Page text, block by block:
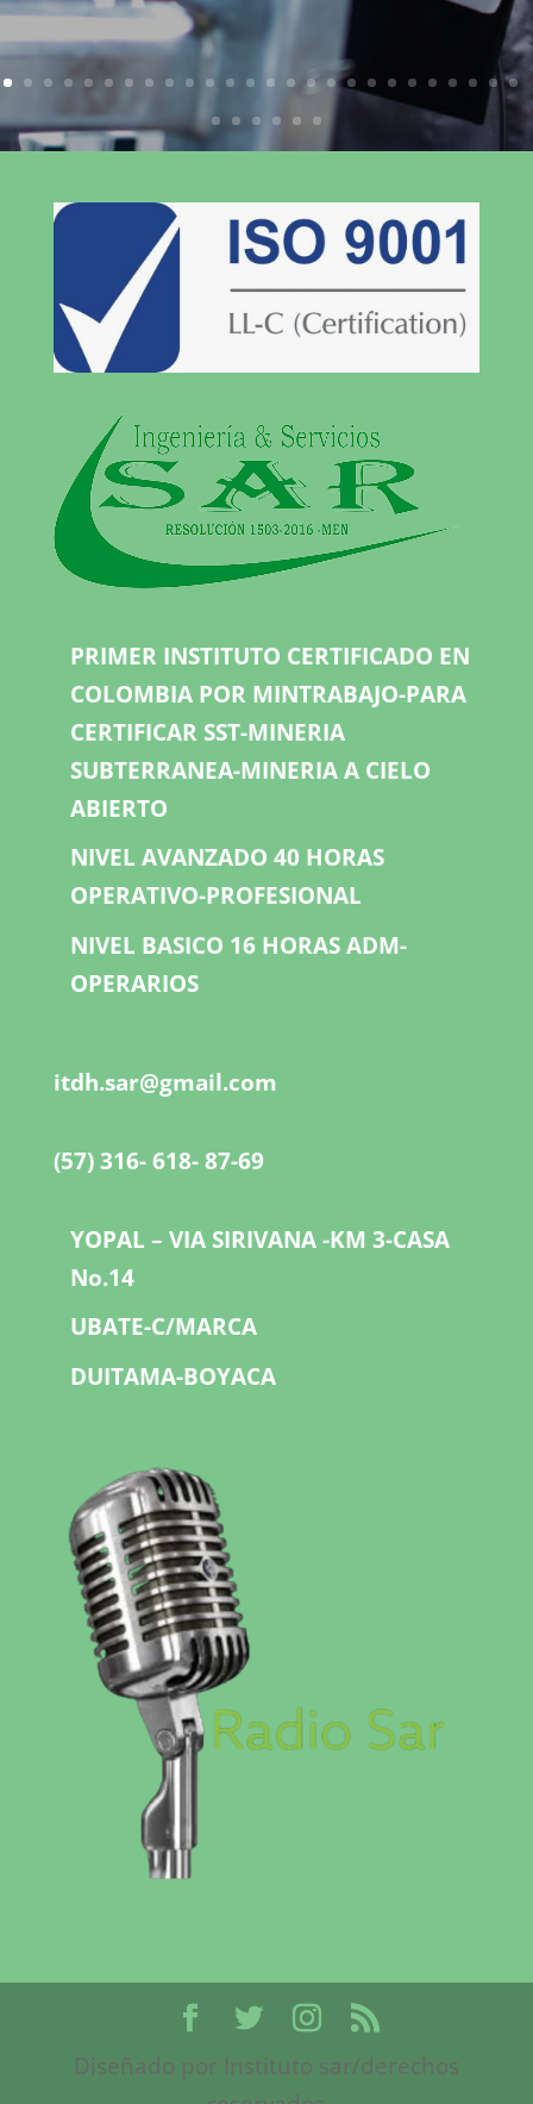
PRIMER INSTITUTO CERTIFICADO EN
COLOMBIA POR MINTRABAJO-PARA
CERTIFICAR SST-MINERIA
SUBTERRANEA-MINERIA A CIELO
ABIERTO
NIVEL AVANZADO 40 HORAS
OPERATIVO-PROFESIONAL
NIVEL BASICO 16 HORAS ADM-
OPERARIOS
itdh.sar@gmail.com
(57) 316- 618- 87-69
YOPAL – VIA SIRIVANA -KM 3-CASA
No.14
UBATE-C/MARCA
DUITAMA-BOYACA
Diseñado por Instituto sar/derechos